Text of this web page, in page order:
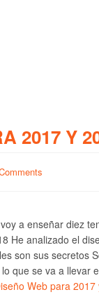
2017 Y
a enseñar diez
He analizado el
son sus secretos
que se va a llevar
Web para 2017